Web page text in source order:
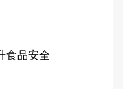
食品安全